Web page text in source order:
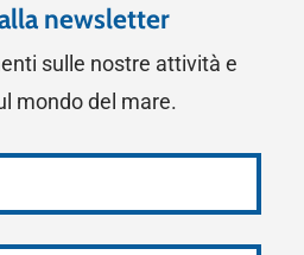
newsletter
sulle nostre attività e
mondo del mare.